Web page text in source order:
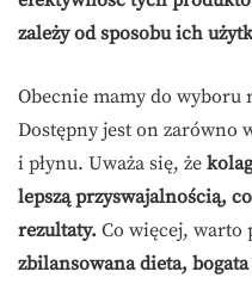
zależy od sposobu ich
Obecnie mamy do wyboru
Dostępny jest on zarówno
i płynu. Uważa się, że
lepszą przyswajalnością,
rezultaty. Co więcej, warto
zbilansowana dieta,